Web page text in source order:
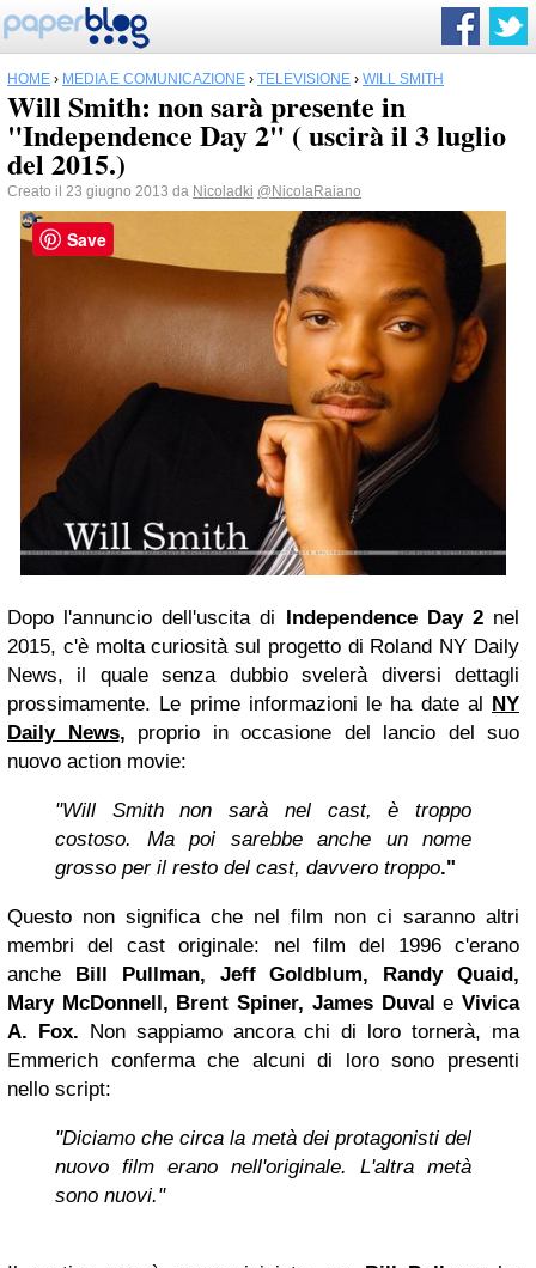
HOME › MEDIA E COMUNICAZIONE › TELEVISIONE › WILL SMITH
Will Smith: non sarà presente in
"Independence Day 2" ( uscirà il 3 luglio
del 2015.)
Creato il 23 giugno 2013 da Nicoladki @NicolaRaiano
Dopo l'annuncio dell'uscita di Independence Day 2nel
2015, c'è molta curiosità sul progetto di Roland NY Daily
News, il quale senza dubbio svelerà diversi dettagli
prossimamente. Le prime informazioni le ha date al NY
Daily News, proprio in occasione del lancio del suo
nuovo action movie:
"Will Smith non sarà nel cast, è troppo
costoso. Ma poi sarebbe anche un nome
grosso per il resto del cast, davvero troppo."
Questo non significa che nel film non ci saranno altri
membri del cast originale: nel film del 1996 c'erano
anche Bill Pullman, Jeff Goldblum, Randy Quaid,
Mary McDonnell, Brent Spiner, James Duval eVivica
A. Fox. Non sappiamo ancora chi di loro tornerà, ma
Emmerich conferma che alcuni di loro sono presenti
nello script:
"Diciamo che circa la metà dei protagonisti del
nuovo film erano nell'originale. L'altra metà
sono nuovi."
Save